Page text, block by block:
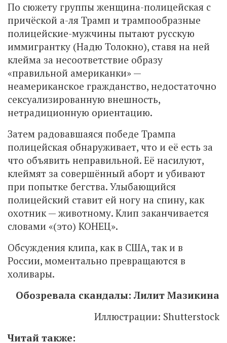
По сюжету группы женщина-полицейская с
причёской а-ля Трамп и трампообразные
полицейские-мужчины пытают русскую
иммигрантку (Надю Толокно), ставя на ней
клейма за несоответствие образу
«правильной американки» —
неамериканское гражданство, недостаточно
сексуализированную внешность,
нетрадиционную ориентацию.
Затем радовавшаяся победе Трампа
полицейская обнаруживает, что и её есть за
что объявить неправильной. Её насилуют,
клеймят за совершённый аборт и убивают
при попытке бегства. Улыбающийся
полицейский ставит ей ногу на спину, как
охотник — животному. Клип заканчивается
словами «(это) КОНЕЦ».
Обсуждения клипа, как в США, так и в
России, моментально превращаются в
холивары.
Обозревала скандалы: Лилит Мазикина
Иллюстрации: Shutterstock
Читай также: